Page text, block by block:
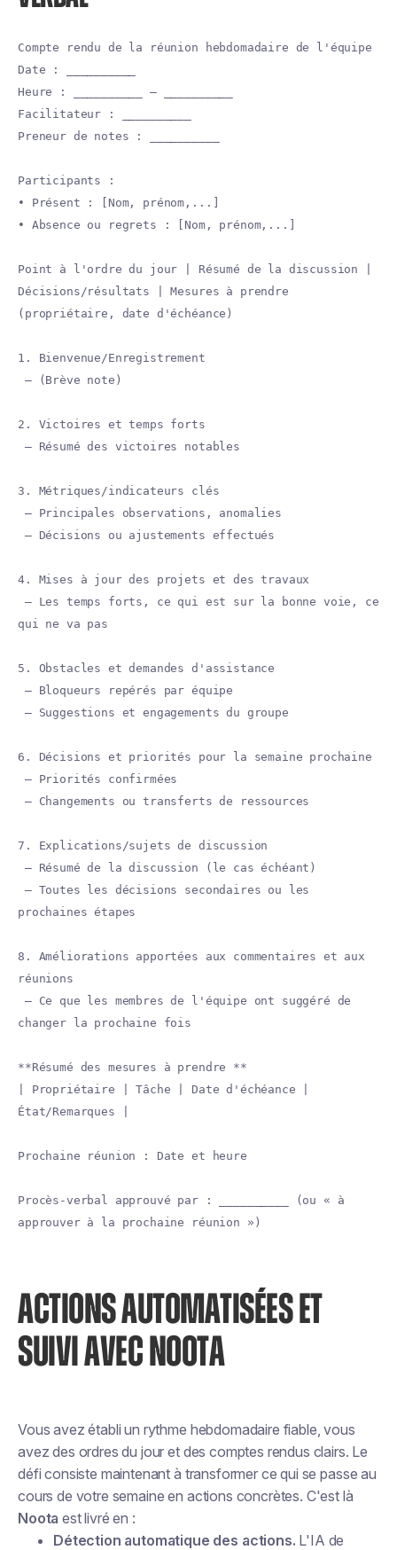
Compte rendu de la réunion hebdomadaire de l'équipe
Date : __________
Heure : __________ — __________
Facilitateur : __________
Preneur de notes : __________
Participants :
• Présent : [Nom, prénom,...]
• Absence ou regrets : [Nom, prénom,...]
Point à l'ordre du jour | Résumé de la discussion |
Décisions/résultats | Mesures à prendre
(propriétaire, date d'échéance)
1. Bienvenue/Enregistrement
— (Brève note)
2. Victoires et temps forts
— Résumé des victoires notables
3. Métriques/indicateurs clés
— Principales observations, anomalies
— Décisions ou ajustements effectués
4. Mises à jour des projets et des travaux
— Les temps forts, ce qui est sur la bonne voie, ce
qui ne va pas
5. Obstacles et demandes d'assistance
— Bloqueurs repérés par équipe
— Suggestions et engagements du groupe
6. Décisions et priorités pour la semaine prochaine
— Priorités confirmées
— Changements ou transferts de ressources
7. Explications/sujets de discussion
— Résumé de la discussion (le cas échéant)
— Toutes les décisions secondaires ou les
prochaines étapes
8. Améliorations apportées aux commentaires et aux
réunions
— Ce que les membres de l'équipe ont suggéré de
changer la prochaine fois
**Résumé des mesures à prendre **
| Propriétaire | Tâche | Date d'échéance |
État/Remarques |
Prochaine réunion : Date et heure
Procès-verbal approuvé par : __________ (ou « à
approuver à la prochaine réunion »)
ACTIONS AUTOMATISÉES ET
SUIVI AVEC NOOTA
Vous avez établi un rythme hebdomadaire fiable, vous
avez des ordres du jour et des comptes rendus clairs. Le
défi consiste maintenant à transformer ce qui se passe au
cours de votre semaine en actions concrètes. C'est là
Noota est livré en :
Détection automatique des actions. L'IA de